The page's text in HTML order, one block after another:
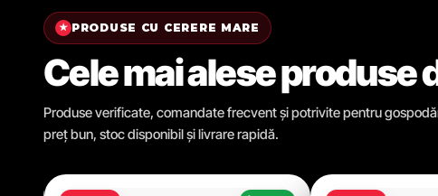
★ PRODUSE CU CERERE MARE
Cele mai alese produse
Produse verificate, comandate frecvent și potrivite pentru
preț bun, stoc disponibil și livrare rapidă.